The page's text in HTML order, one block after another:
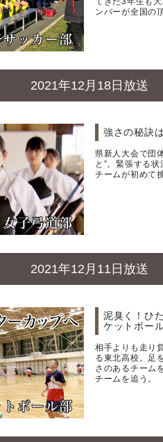
ンバーが全国の
2021年12月18日放送
強さの秘訣
県新人大会で団
と”。緊張する
チームが初めて
2021年12月11日放送
泥臭く！ひ
ケットボー
相手よりも走り
る東北高校。足
さのあるチーム
チームを追う。